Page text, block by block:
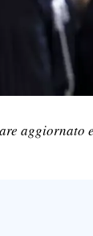
aggiornato